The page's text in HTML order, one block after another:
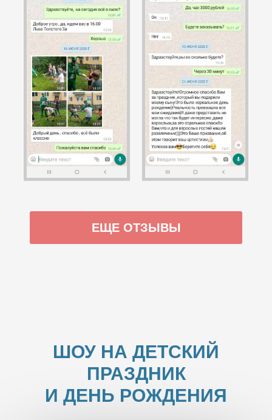
ЕЩЕ ОТЗЫВЫ
ШОУ НА ДЕТСКИЙ
ПРАЗДНИК
И ДЕНЬ РОЖДЕНИЯ